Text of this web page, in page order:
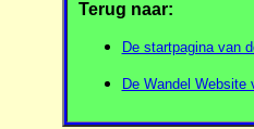
Terug naar:
De startpagina van
De Wandel Website